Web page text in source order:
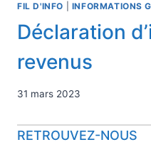
FIL D'INFO INFORMATIONS
Déclaration
revenus
31 mars 2023
RETROUVEZ-NOUS